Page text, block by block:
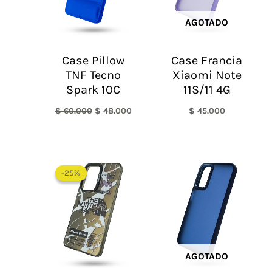
Case Pillow
TNF Tecno
Spark 10C
$60.000 $ 48.000
AGOTADO
Case Francia
Xiaomi Note
11S/11 4G
$ 45.000
-25%
-25%
precio
original
era:
$ 60.000.
AGOTADO